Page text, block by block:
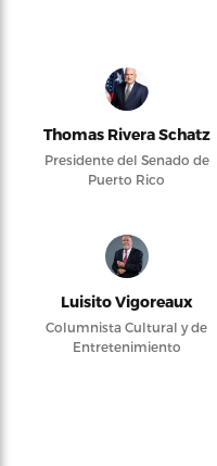
Thomas Rivera Schatz
Presidente del Senado de
Puerto Rico
Luisito Vigoreaux
Columnista Cultural y de
Entretenimiento